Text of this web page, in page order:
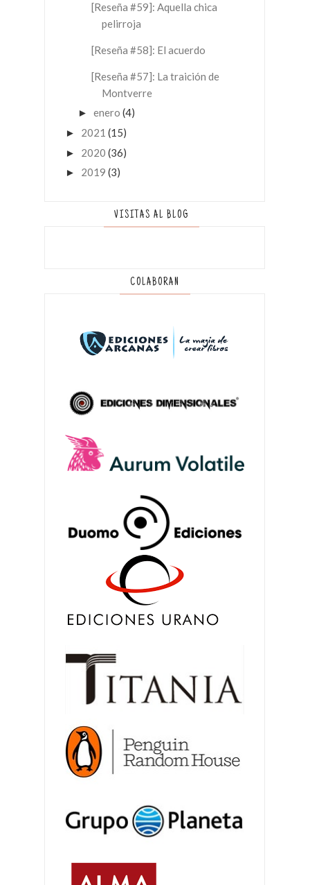
[Reseña #59]: Aquella chica
pelirroja
[Reseña #58]: El acuerdo
[Reseña #57]: La traición de
Montverre
► enero (4)
► 2021 (15)
► 2020 (36)
► 2019 (3)
VISITAS AL BLOG
COLABORAN